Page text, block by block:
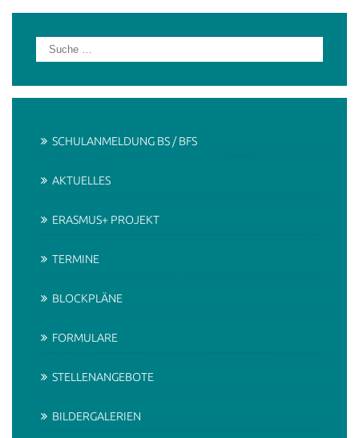
SCHULANMELDUNG BS / BFS
AKTUELLES
ERASMUS+ PROJEKT
TERMINE
BLOCKPLÄNE
FORMULARE
STELLENANGEBOTE
BILDERGALERIEN